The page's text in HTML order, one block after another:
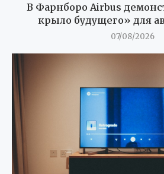
В Фарнборо Airbus
крыло будущего» для
07/08/2026